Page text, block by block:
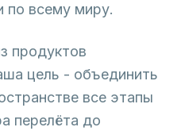
по всему миру.
продуктов
цель - объединить
все этапы
перелёта до